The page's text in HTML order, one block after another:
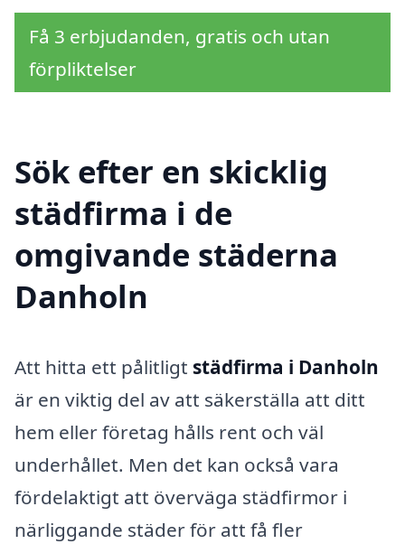
Få 3 erbjudanden, gratis och utan
förpliktelser
Sök efter en skicklig
städfirma i de
omgivande städerna
Danholn
Att hitta ett pålitligt städfirma i Danholn
är en viktig del av att säkerställa att ditt
hem eller företag hålls rent och väl
underhållet. Men det kan också vara
fördelaktigt att överväga städfirmor i
närliggande städer för att få fler